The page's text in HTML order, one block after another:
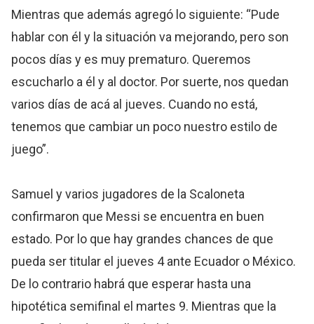
Mientras que además agregó lo siguiente: “Pude
hablar con él y la situación va mejorando, pero son
pocos días y es muy prematuro. Queremos
escucharlo a él y al doctor. Por suerte, nos quedan
varios días de acá al jueves. Cuando no está,
tenemos que cambiar un poco nuestro estilo de
juego”.
Samuel y varios jugadores de la Scaloneta
confirmaron que Messi se encuentra en buen
estado. Por lo que hay grandes chances de que
pueda ser titular el jueves 4 ante Ecuador o México.
De lo contrario habrá que esperar hasta una
hipotética semifinal el martes 9. Mientras que la